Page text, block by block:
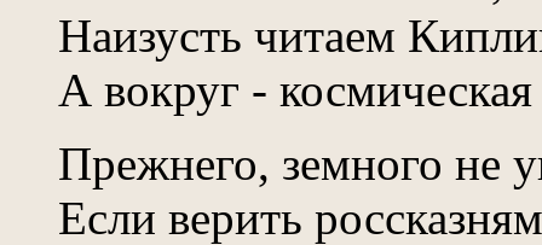
Наизусть читаем
А вокруг -
Прежнего, земного не
Если верить